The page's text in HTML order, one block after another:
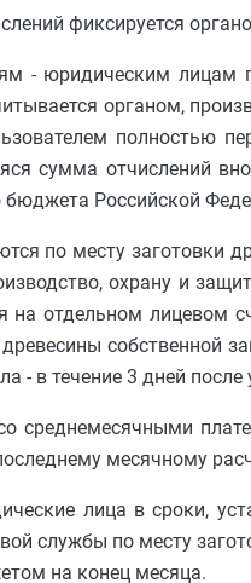
фиксируется
- юридическим
органом,
полностью
сумма отчислений
бюджета Российской
по месту заготовки
охрану и
на отдельном лицевом
собственной
- в течение 3 дней
среднемесячными
месячному
лица в сроки,
службы по месту
на конец месяца.